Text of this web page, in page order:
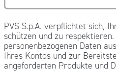
PVS S.p.A. verpflichtet sich,
schützen und zu
personenbezogenen Daten
Ihres Kontos und zur
angeforderten Produkte und